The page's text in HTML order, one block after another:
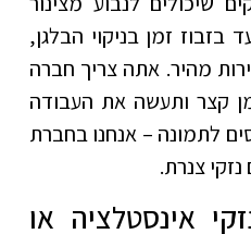
בזבוז זמן בניקוי הבלגן,
מהיר. אתה צריך חברה
קצר ותעשה את העבודה
לתמונה – אנחנו בחברת
צנרת.
אינסטלציה או